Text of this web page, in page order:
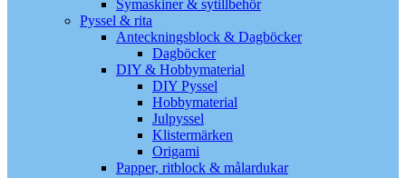
Symaskiner & sytillbehör
Pyssel & rita
Anteckningsblock & Dagböcker
Dagböcker
DIY & Hobbymaterial
DIY Pyssel
Hobbymaterial
Julpyssel
Klistermärken
Origami
Papper, ritblock & målardukar